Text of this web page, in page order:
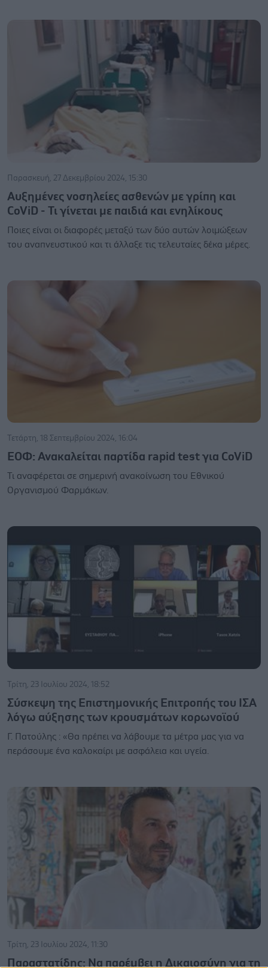
Παρασκευή, 27 Δεκεμβρίου 2024, 15:30
Αυξημένες νοσηλείες ασθενών με γρίπη και
CoViD - Τι γίνεται με παιδιά και ενηλίκους
Ποιες είναι οι διαφορές μεταξύ των δύο αυτών λοιμώξεων
του αναπνευστικού και τι άλλαξε τις τελευταίες δέκα μέρες.
Τετάρτη, 18 Σεπτεμβρίου 2024, 16:04
ΕΟΦ: Ανακαλείται παρτίδα rapid test για CoViD
Τι αναφέρεται σε σημερινή ανακοίνωση του Εθνικού
Οργανισμού Φαρμάκων.
Τρίτη, 23 Ιουλίου 2024, 18:52
Σύσκεψη της Επιστημονικής Επιτροπής του ΙΣΑ
λόγω αύξησης των κρουσμάτων κορωνοϊού
Γ. Πατούλης : «Θα πρέπει να λάβουμε τα μέτρα μας για να
περάσουμε ένα καλοκαίρι με ασφάλεια και υγεία.
Τρίτη, 23 Ιουλίου 2024, 11:30
Παραστατίδης: Να παρέμβει η Δικαιοσύνη για τη